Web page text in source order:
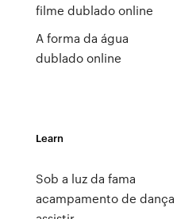
filme dublado online
A forma da água
dublado online
Learn
Sob a luz da fama
acampamento de dança